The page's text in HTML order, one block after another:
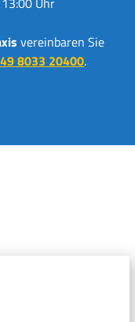
vereinbaren Sie
8033 20400.